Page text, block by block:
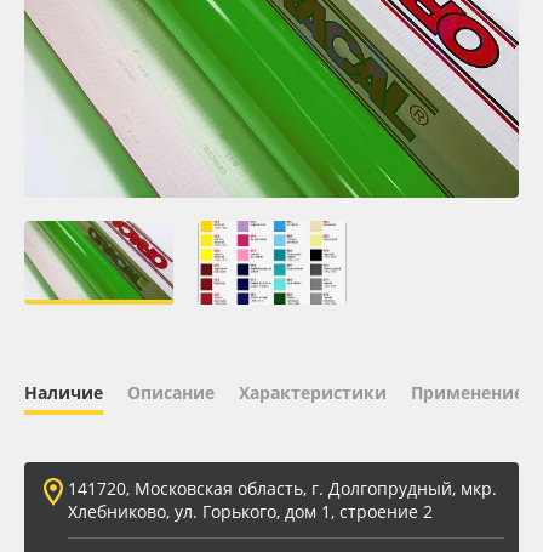
Oracal 641
Orajet 3640
Плёнка монтажная Oratape
ПЭТ листовой
ПЭТ бэклит
Баннер
Заготовки для сувениров
Наличие Описание Характеристики Применение
141720, Московская область, г. Долгопрудный, мкр.
Хлебниково, ул. Горького, дом 1, строение 2